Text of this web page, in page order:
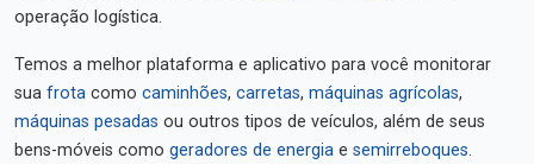
operação logística.
Temos a melhor plataforma e aplicativo para você monitorar
sua frota como caminhões, carretas, máquinas agrícolas,
máquinas pesadas ou outros tipos de veículos, além de seus
bens-móveis como geradores de energia e semirreboques.